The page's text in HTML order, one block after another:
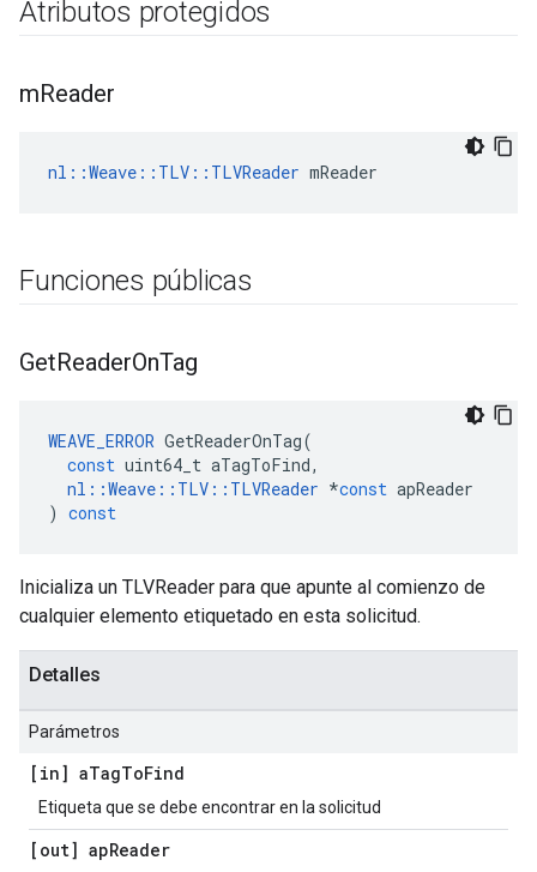
Atributos protegidos
mReader
nl::Weave::TLV::TLVReader mReader
Funciones públicas
GetReaderOnTag
WEAVE_ERROR GetReaderOnTag(
const uint64_t aTagToFind,
nl ::Weave :: TLV :: TLVReader *const apReader
) const
Inicializa un TLVReader para que apunte al comienzo de
cualquier elemento etiquetado en esta solicitud.
Detalles
Parámetros
[in] aTagToFind
Etiqueta que se debe encontrar en la solicitud
[out] apReader